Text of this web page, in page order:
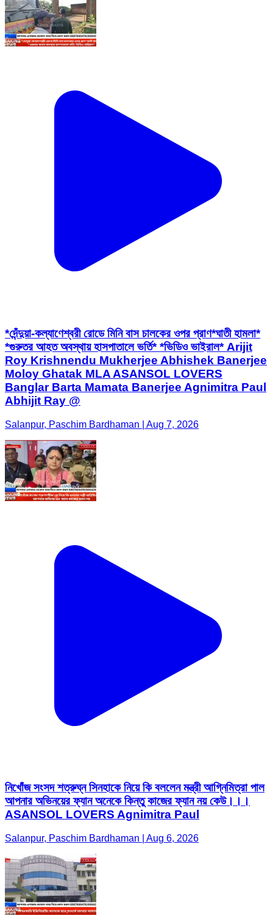
*দেঁন্দুয়া-কল্যাণেশ্বরী রোডে মিনি বাস চালকের ওপর প্রাণ*ঘাতী হামলা*
*গুরুতর আহত অবস্থায় হাসপাতালে ভর্তি* *ভিডিও ভাইরাল* Arijit
Roy Krishnendu Mukherjee Abhishek Banerjee
Moloy Ghatak MLA ASANSOL LOVERS
Banglar Barta Mamata Banerjee Agnimitra Paul
Abhijit Ray @
Salanpur, Paschim Bardhaman | Aug 7, 2026
নিখোঁজ সংসদ শত্রুঘ্ন সিনহাকে নিয়ে কি বললেন মন্ত্রী আগ্নিমিত্রা পাল
আপনার অভিনয়ের ফ্যান অনেকে কিন্তু কাজের ফ্যান নয় কেউ।।।
ASANSOL LOVERS Agnimitra Paul
Salanpur, Paschim Bardhaman | Aug 6, 2026